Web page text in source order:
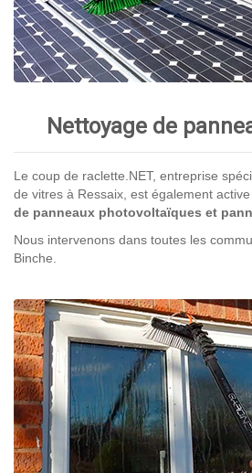
Nettoyage de
Le coup de raclette.NET, entreprise
de vitres à Ressaix, est également
de panneaux photovoltaïques et
Nous intervenons dans toutes les
Binche.